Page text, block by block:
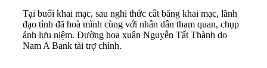
Tại buổi khai mạc, sau nghi thức cắt băng khai mạc, lãnh
đạo tỉnh đã hoà mình cùng với nhân dân tham quan, chụp
ảnh lưu niệm. Đường hoa xuân Nguyễn Tất Thành do
Nam A Bank tài trợ chính.